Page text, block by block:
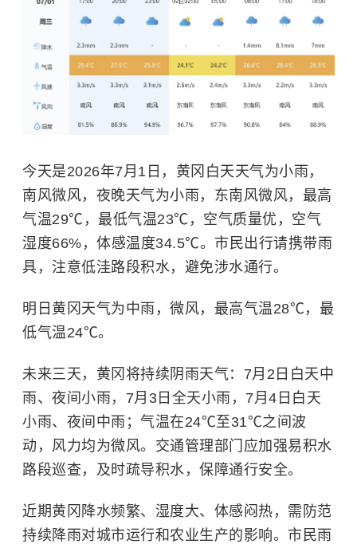
今天是2026年7月1日，黄冈白天天气为小雨，
南风微风，夜晚天气为小雨，东南风微风，最高
气温29℃，最低气温23℃，空气质量优，空气
湿度66%，体感温度34.5℃。市民出行请携带雨
具，注意低洼路段积水，避免涉水通行。
明日黄冈天气为中雨，微风，最高气温28℃，最
低气温24℃。
未来三天，黄冈将持续阴雨天气：7月2日白天中
雨、夜间小雨，7月3日全天小雨，7月4日白天
小雨、夜间中雨；气温在24℃至31℃之间波
动，风力均为微风。交通管理部门应加强易积水
路段巡查，及时疏导积水，保障通行安全。
近期黄冈降水频繁、湿度大、体感闷热，需防范
持续降雨对城市运行和农业生产的影响。市民雨